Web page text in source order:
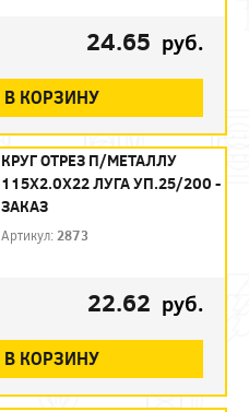
24.65 руб.
В КОРЗИНУ
КРУГ ОТРЕЗ П/МЕТАЛЛУ
115Х2.0Х22 ЛУГА УП.25/200 -
ЗАКАЗ
Артикул: 2873
22.62 руб.
В КОРЗИНУ